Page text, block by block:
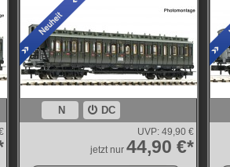
N DC
UVP: 49,90 €
jetzt nur 44,90 €*